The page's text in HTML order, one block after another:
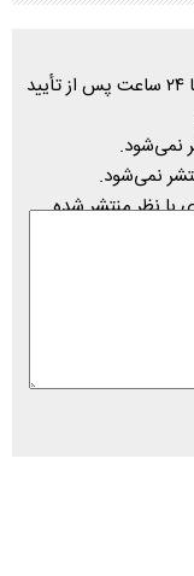
* دیدگاه‌های ارسال شده توسط شما، حداکثر تا ۲۴ ساعت پس از تأیید
نمی‌شود.
نمی‌شود.
با نظر منتشر شده